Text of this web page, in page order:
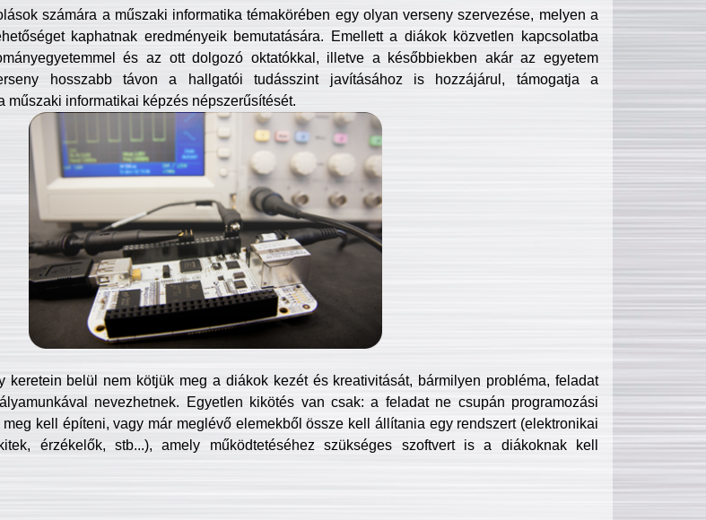
számára a műszaki informatika témakörében egy olyan verseny szervezése, melyen a
kaphatnak eredményeik bemutatására. Emellett a diákok közvetlen kapcsolatba
és az ott dolgozó oktatókkal, illetve a későbbiekben akár az egyetem
hosszabb távon a hallgatói tudásszint javításához is hozzájárul, támogatja a
műszaki informatikai képzés népszerűsítését.
keretein belül nem kötjük meg a diákok kezét és kreativitását, bármilyen probléma, feladat
nevezhetnek. Egyetlen kikötés van csak: a feladat ne csupán programozási
kell építeni, vagy már meglévő elemekből össze kell állítania egy rendszert (elektronikai
érzékelők, stb...), amely működtetéséhez szükséges szoftvert is a diákoknak kell